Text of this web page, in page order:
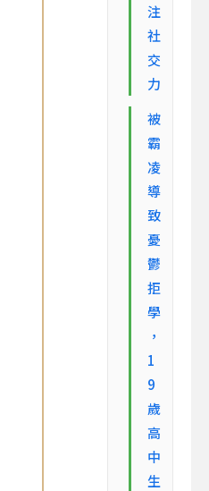
注
社
交
力
被
霸
凌
導
致
憂
鬱
拒
學
，
1
9
歲
高
中
生